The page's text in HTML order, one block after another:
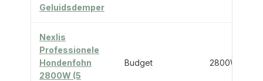
Geluidsdemper
Nexlis
Professionele
Hondenfohn
2800W (5
Budget 2800W